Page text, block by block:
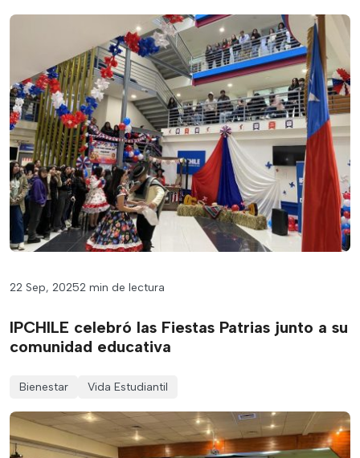
22 Sep, 20252 min de lectura
IPCHILE celebró las Fiestas Patrias junto a su
comunidad educativa
Bienestar Vida Estudiantil